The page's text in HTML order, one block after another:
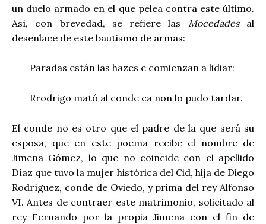
un duelo armado en el que pelea contra este último.
Así, con brevedad, se refiere las
Mocedadesal
desenlace de este bautismo de armas:
Paradas están las hazes e comienzan a lidiar:
Rrodrigo mató al conde ca non lo pudo tardar.
El conde no es otro que el padre de la que será su
esposa, que en este poema recibe el nombre de
Jimena Gómez, lo que no coincide con el apellido
Díaz que tuvo la mujer histórica del Cid, hija de Diego
Rodríguez, conde de Oviedo, y prima del rey Alfonso
VI. Antes de contraer este matrimonio, solicitado al
rey Fernando por la propia Jimena con el fin de